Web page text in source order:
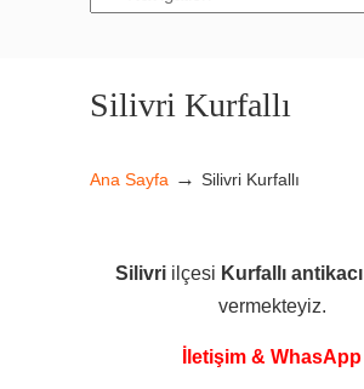
Silivri Kurfallı
Ana Sayfa → Silivri Kurfallı
Silivri ilçesi Kurfallı antikacı
vermekteyiz.
İletişim & WhasApp